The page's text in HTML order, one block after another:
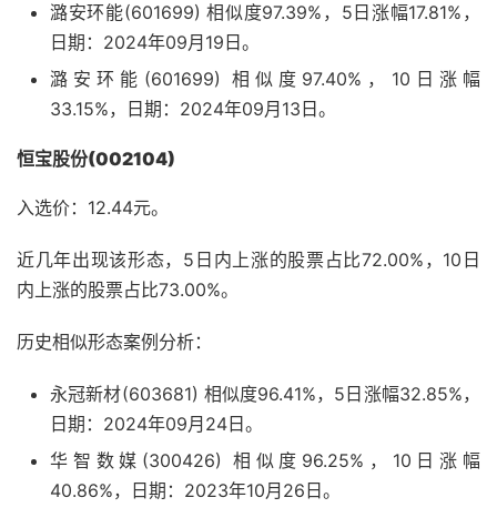
潞安环能(601699) 相似度97.39%，5日涨幅17.81%，
日期：2024年09月19日。
潞安环能(601699) 相似度97.40%，10日涨幅
33.15%，日期：2024年09月13日。
恒宝股份(002104)
入选价：12.44元。
近几年出现该形态，5日内上涨的股票占比72.00%，10日
内上涨的股票占比73.00%。
历史相似形态案例分析：
永冠新材(603681) 相似度96.41%，5日涨幅32.85%，
日期：2024年09月24日。
华智数媒(300426) 相似度96.25%，10日涨幅
40.86%，日期：2023年10月26日。